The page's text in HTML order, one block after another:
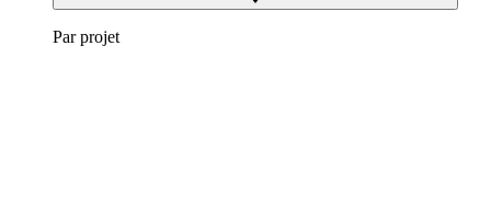
Par projet